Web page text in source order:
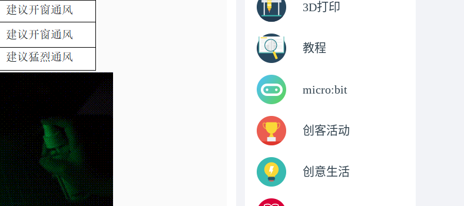
3D打印
教程
micro:bit
创客活动
创意生活